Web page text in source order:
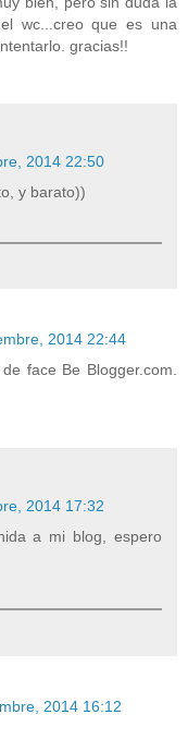
wc...creo que es una
gracias!!
2014 22:50
y barato))
2014 22:44
face Be Blogger.com.
2014 17:32
a mi blog, espero
2014 16:12